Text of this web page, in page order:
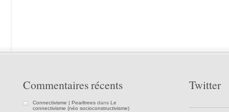
Commentaires récents
Connectivisme | Pearltrees dans Le
connectivisme (néo socioconstructivisme)
Twitter